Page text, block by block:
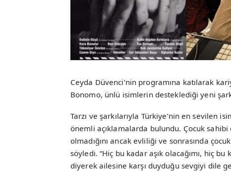
Ceyda Düvenci’nin programına katılarak
Bonomo, ünlü isimlerin desteklediği yeni
Tarzı ve şarkılarıyla Türkiye’nin en sevilen
önemli açıklamalarda bulundu. Çocuk
olmadığını ancak evliliği ve sonrasında
söyledi. “Hiç bu kadar aşık olacağımı, hiç
diyerek ailesine karşı duyduğu sevgiyi dile